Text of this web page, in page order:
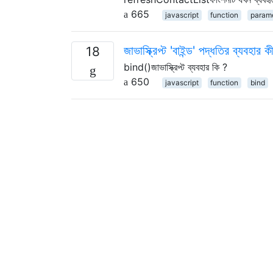
665
javascript function
18 জাভাস্ক্রিপ্ট 'বাইন্ড' পদ্ধতির ব্যবহার
bind()জাভাস্ক্রিপ্ট ব্যবহার কি ?
650
javascript function bind